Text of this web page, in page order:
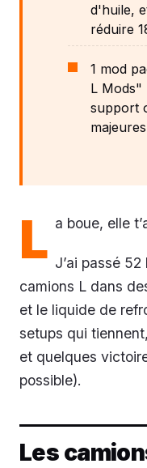
d'huile,
réduire
1 mod
L Mods"
support
L a boue, elle
J’ai passé
camions L dans
et le liquide de
setups qui
et quelques
possible).
Les